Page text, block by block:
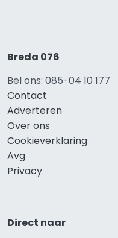
Breda 076
Bel ons: 085-04 10 177
Contact
Adverteren
Over ons
Cookieverklaring
Avg
Privacy
Direct naar